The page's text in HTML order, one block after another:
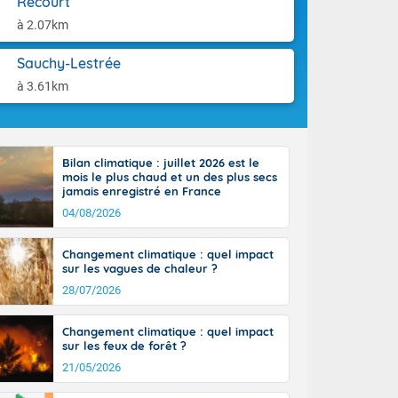
à 2.07km
Sauchy-Lestrée
à 3.61km
l'après-
14
il fait
30 à 35
Bilan climatique : juillet 2026 est le
mois le plus chaud et un des plus secs
jamais enregistré en France
04/08/2026
Changement climatique : quel impact
sur les vagues de chaleur ?
28/07/2026
Changement climatique : quel impact
sur les feux de forêt ?
21/05/2026